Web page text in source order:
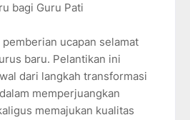
bagi Guru Pati
ucapan selamat
baru. Pelantikan ini
dari langkah transformasi
memperjuangkan
memajukan kualitas